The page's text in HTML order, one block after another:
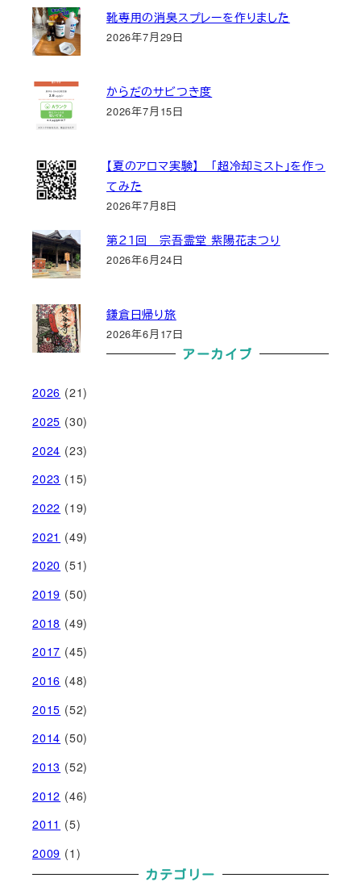
靴専用の消臭スプレーを作りました
2026年7月29日
からだのサビつき度
2026年7月15日
【夏のアロマ実験】 「超冷却ミスト」を作っ
てみた
2026年7月8日
第２１回 宗吾霊堂 紫陽花まつり
2026年6月24日
鎌倉日帰り旅
2026年6月17日
アーカイブ
2026 (21)
2025 (30)
2024 (23)
2023 (15)
2022 (19)
2021 (49)
2020 (51)
2019 (50)
2018 (49)
2017 (45)
2016 (48)
2015 (52)
2014 (50)
2013 (52)
2012 (46)
2011 (5)
2009 (1)
カテゴリー